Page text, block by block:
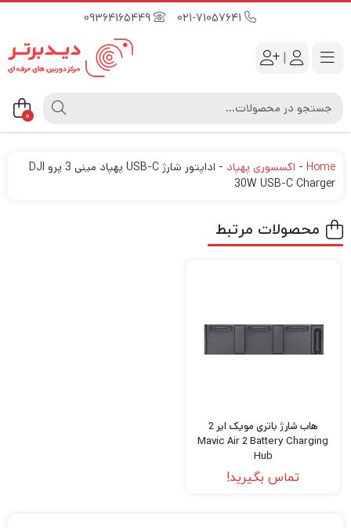
09364165449
|
0
Home
- اکسسوری پهپاد -
اداپتور شارژ USB-C پهپاد مینی 3 پرو DJI
30W USB-C Charger
محصولات مرتبط
هاب شارژ باتری مویک ایر 2
Mavic Air 2 Battery Charging
Hub
تماس بگیرید!